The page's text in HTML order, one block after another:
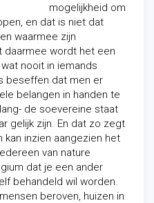
mogelijkheid om
en dat is niet dat
waarmee zijn
daarmee wordt het een
nooit in iemands
beseffen dat men er
belangen in handen te
de soevereine staat
gelijk zijn. En dat zo zegt
inzien aangezien het
van nature
dat je een ander
behandeld wil worden.
beroven, huizen in